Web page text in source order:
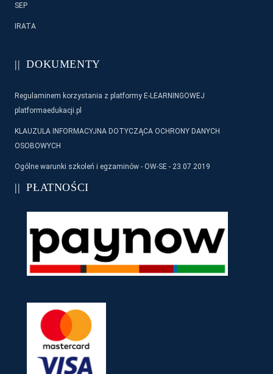
SEP
IRATA
DOKUMENTY
Regulaminem korzystania z platformy E-LEARNINGOWEJ
platformaedukacji.pl
KLAUZULA INFORMACYJNA DOTYCZĄCA OCHRONY DANYCH
OSOBOWYCH
Ogólne warunki szkoleń i egzaminów - OW-SE - 23.07.2019
PŁATNOŚCI